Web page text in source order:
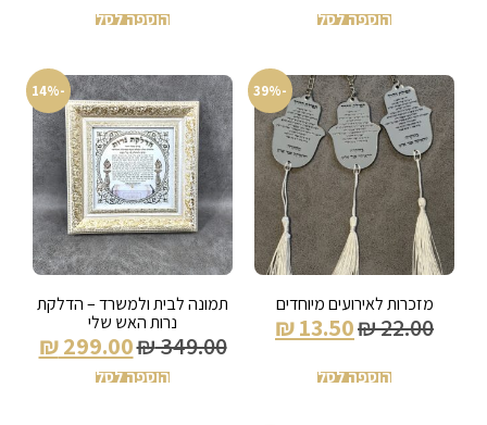
הוספה לסל הוספה לסל
-39%
מזכרות לאירועים מיוחדים
₪22.00
₪13.50
הוספה לסל
-14%
תמונה לבית ולמשרד – הדלקת
נרות האש שלי
₪349.00
₪299.00
הוספה לסל